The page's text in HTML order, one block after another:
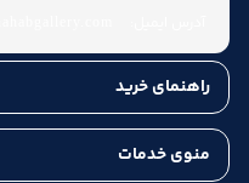
عودت کالا تا هفت روز
راهنمای خرید
منوی خدمات